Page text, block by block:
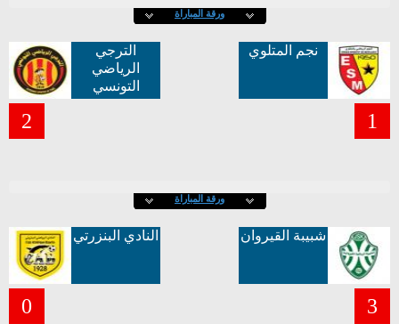
ورقة المباراة
نجم المتلوي
1
الترجي
الرياضي
التونسي
2
ورقة المباراة
شبيبة القيروان
3
النادي البنزرتي
0